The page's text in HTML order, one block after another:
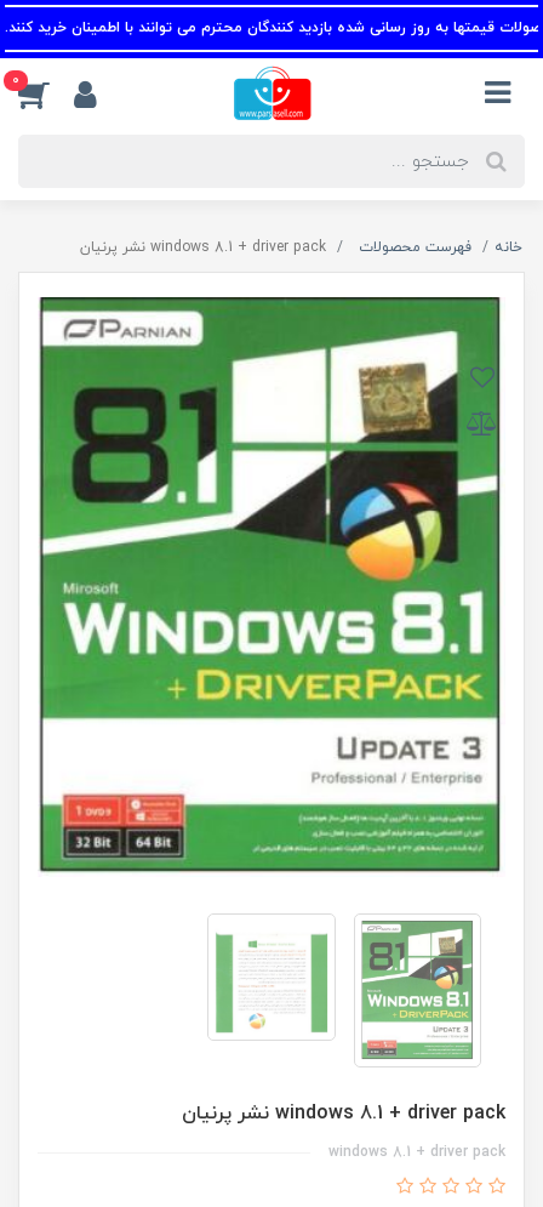
قیمتها به روز رسانی شده بازدید کنندگان محترم می توانند با اطمینان خرید کنند.
0
خانه فهرست محصولات windows 8.1 + driver pack نشر پرنیان
windows 8.1 + driver pack نشر پرنیان
windows 8.1 + driver pack